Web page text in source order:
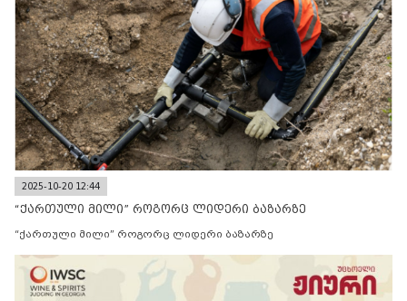
2025-10-20 12:44
“ქართული მილი” როგორც ლიდერი ბაზარზე
“ქართული მილი” როგორც ლიდერი ბაზარზე